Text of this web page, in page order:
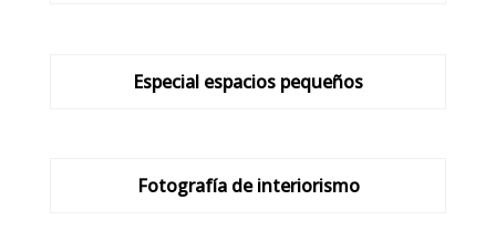
Especial espacios pequeños
Fotografía de interiorismo